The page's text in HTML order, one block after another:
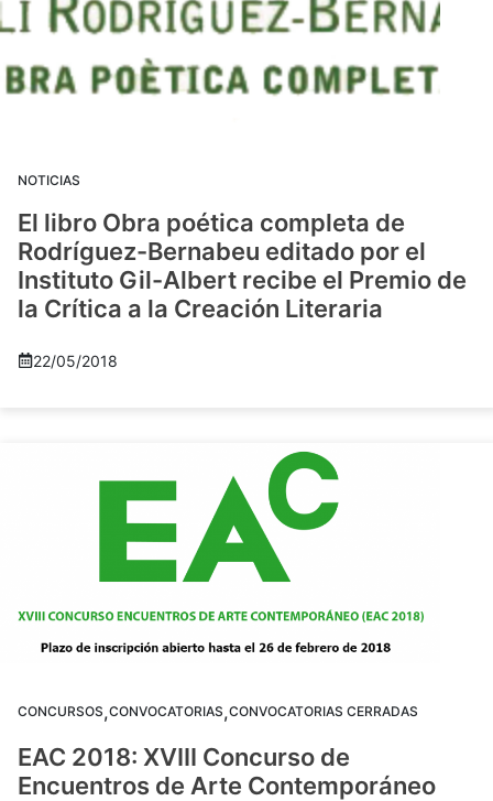
NOTICIAS
El libro Obra poética completa de
Rodríguez-Bernabeu editado por el
Instituto Gil-Albert recibe el Premio de
la Crítica a la Creación Literaria
22/05/2018
CONCURSOS,CONVOCATORIAS,CONVOCATORIAS CERRADAS
EAC 2018: XVIII Concurso de
Encuentros de Arte Contemporáneo